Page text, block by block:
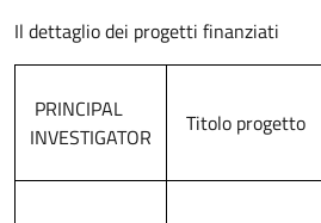
Il dettaglio dei progetti finanziati
PRINCIPAL
INVESTIGATOR
Titolo progetto